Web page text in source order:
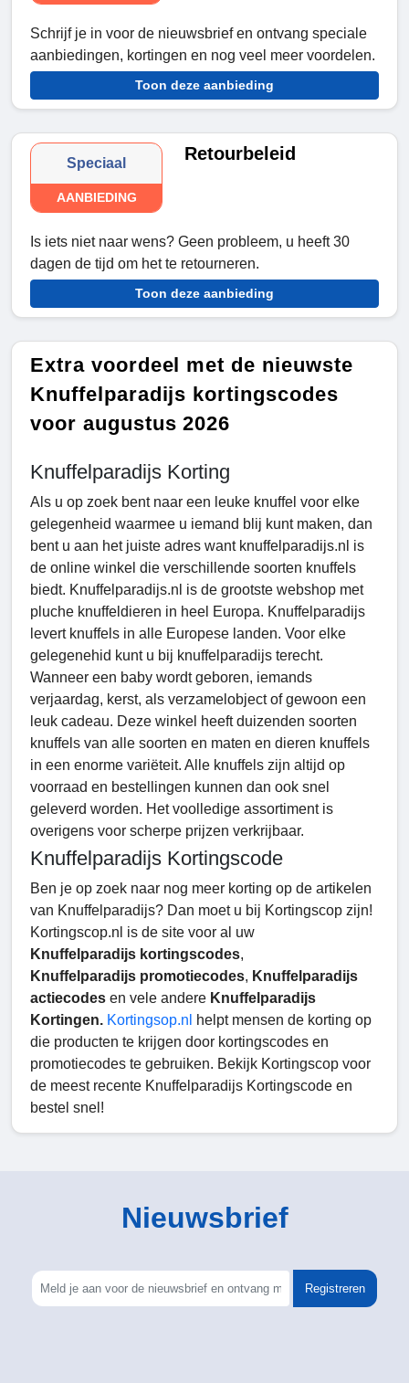
Schrijf je in voor de nieuwsbrief en ontvang speciale
aanbiedingen, kortingen en nog veel meer voordelen.
Toon deze aanbieding
Speciaal
AANBIEDING
Retourbeleid
Is iets niet naar wens? Geen probleem, u heeft 30
dagen de tijd om het te retourneren.
Toon deze aanbieding
Extra voordeel met de nieuwste
Knuffelparadijs kortingscodes
voor augustus 2026
Knuffelparadijs Korting
Als u op zoek bent naar een leuke knuffel voor elke
gelegenheid waarmee u iemand blij kunt maken, dan
bent u aan het juiste adres want knuffelparadijs.nl is
de online winkel die verschillende soorten knuffels
biedt. Knuffelparadijs.nl is de grootste webshop met
pluche knuffeldieren in heel Europa. Knuffelparadijs
levert knuffels in alle Europese landen. Voor elke
gelegenehid kunt u bij knuffelparadijs terecht.
Wanneer een baby wordt geboren, iemands
verjaardag, kerst, als verzamelobject of gewoon een
leuk cadeau. Deze winkel heeft duizenden soorten
knuffels van alle soorten en maten en dieren knuffels
in een enorme variëteit. Alle knuffels zijn altijd op
voorraad en bestellingen kunnen dan ook snel
geleverd worden. Het voolledige assortiment is
overigens voor scherpe prijzen verkrijbaar.
Knuffelparadijs Kortingscode
Ben je op zoek naar nog meer korting op de artikelen
van Knuffelparadijs? Dan moet u bij Kortingscop zijn!
Kortingscop.nl is de site voor al uw
Knuffelparadijs kortingscodes,
Knuffelparadijs promotiecodes, Knuffelparadijs
actiecodes en vele andere Knuffelparadijs
Kortingen. Kortingsop.nl
helpt mensen de korting op
die producten te krijgen door kortingscodes en
promotiecodes te gebruiken. Bekijk Kortingscop voor
de meest recente Knuffelparadijs Kortingscode en
bestel snel!
Nieuwsbrief
Registreren